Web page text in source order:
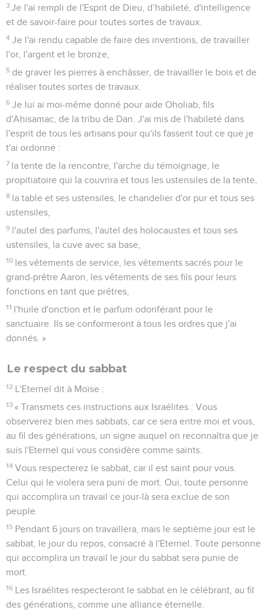
3 Je l'ai rempli de l'Esprit de Dieu, d’habileté, d'intelligence
et de savoir-faire pour toutes sortes de travaux.
4 Je l'ai rendu capable de faire des inventions, de travailler
l'or, l'argent et le bronze,
5 de graver les pierres à enchâsser, de travailler le bois et de
réaliser toutes sortes de travaux.
6 Je lui ai moi-même donné pour aide Oholiab, fils
d'Ahisamac, de la tribu de Dan. J'ai mis de l'habileté dans
l'esprit de tous les artisans pour qu'ils fassent tout ce que je
t'ai ordonné :
7 la tente de la rencontre, l'arche du témoignage, le
propitiatoire qui la couvrira et tous les ustensiles de la tente,
8 la table et ses ustensiles, le chandelier d'or pur et tous ses
ustensiles,
9 l'autel des parfums, l'autel des holocaustes et tous ses
ustensiles, la cuve avec sa base,
10 les vêtements de service, les vêtements sacrés pour le
grand-prêtre Aaron, les vêtements de ses fils pour leurs
fonctions en tant que prêtres,
11 l'huile d'onction et le parfum odoriférant pour le
sanctuaire. Ils se conformeront à tous les ordres que j'ai
donnés. »
Le respect du sabbat
12 L'Eternel dit à Moïse :
13 « Transmets ces instructions aux Israélites : Vous
observerez bien mes sabbats, car ce sera entre moi et vous,
au fil des générations, un signe auquel on reconnaîtra que je
suis l'Eternel qui vous considère comme saints.
14 Vous respecterez le sabbat, car il est saint pour vous.
Celui qui le violera sera puni de mort. Oui, toute personne
qui accomplira un travail ce jour-là sera exclue de son
peuple.
15 Pendant 6 jours on travaillera, mais le septième jour est le
sabbat, le jour du repos, consacré à l'Eternel. Toute personne
qui accomplira un travail le jour du sabbat sera punie de
mort.
16 Les Israélites respecteront le sabbat en le célébrant, au fil
des générations, comme une alliance éternelle.